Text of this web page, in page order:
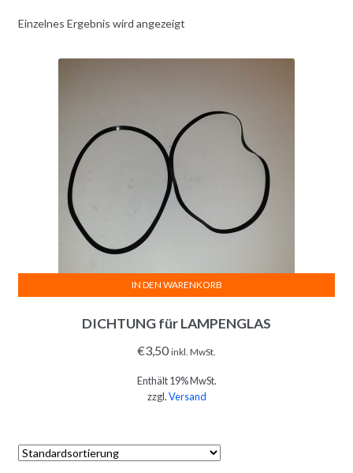
Einzelnes Ergebnis wird angezeigt
DICHTUNG für LAMPENGLAS
€3,50 inkl. MwSt.
Enthält 19% MwSt.
zzgl.Versand
IN DEN WARENKORB